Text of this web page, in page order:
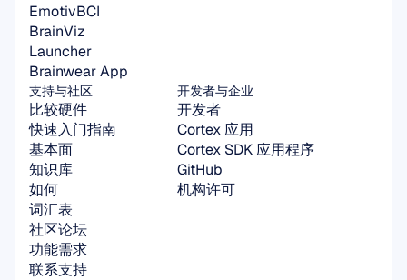
EmotivBCI
BrainViz
Launcher
Brainwear App
支持与社区
比较硬件
快速入门指南
基本面
知识库
如何
词汇表
社区论坛
功能需求
联系支持
开发者与企业
开发者
Cortex 应用
Cortex SDK 应用程序
GitHub
机构许可